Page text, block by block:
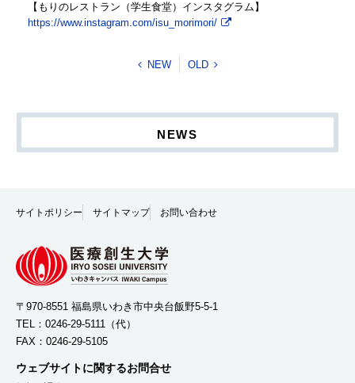
【もりのレストラン（学生食堂）インスタグラム】
https://www.instagram.com/isu_morimori/
NEW OLD
NEWS
サイトポリシー サイトマップ お問い合わせ
〒970-8551 福島県いわき市中央台飯野5-5-1
TEL： 0246-29-5111 （代）
FAX：0246-29-5105
ウェブサイトに関するお問合せ